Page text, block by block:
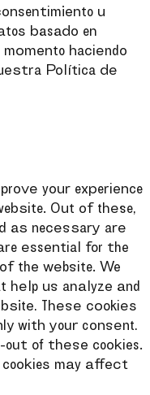
u
basado en
haciendo
Política de
your experience
Out of these,
as necessary are
essential for the
the website. We
us analyze and
These cookies
with your consent.
of these cookies.
may affect